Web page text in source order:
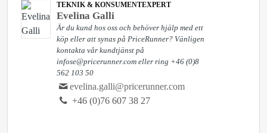
TEKNIK & KONSUMENTEXPERT
Evelina Galli
Är du kund hos oss och behöver hjälp med ett
köp eller att synas på PriceRunner? Vänligen
kontakta vår kundtjänst på
infose@pricerunner.com eller ring +46 (0)8
562 103 50
evelina.galli@pricerunner.com
+46 (0)76 607 38 27